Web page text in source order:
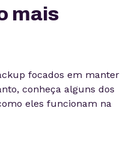
mais
focados em manter
conheça alguns dos
eles funcionam na